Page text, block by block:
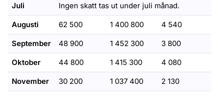
Juli Ingen skatt tas ut under juli månad.
Augusti 62 500 1 400 800 4 540
September 48 900 1 452 300 3 800
Oktober 44 800 1 415 300 4 080
November 30 200 1 037 400 2 130